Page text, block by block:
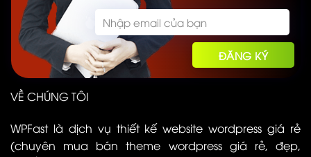
VỀ CHÚNG TÔI
WPFast là dịch vụ thiết kế website wordpress giá rẻ
(chuyên mua bán theme wordpress giá rẻ, đẹp,